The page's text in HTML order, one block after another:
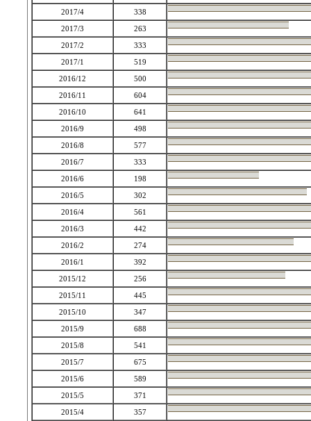
2017/4
338
2017/3
263
2017/2
333
2017/1
519
2016/12
500
2016/11
604
2016/10
641
2016/9
498
2016/8
577
2016/7
333
2016/6
198
2016/5
302
2016/4
561
2016/3
442
2016/2
274
2016/1
392
2015/12
256
2015/11
445
2015/10
347
2015/9
688
2015/8
541
2015/7
675
2015/6
589
2015/5
371
2015/4
357